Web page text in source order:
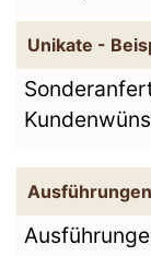
Unikate -
Ausführungen